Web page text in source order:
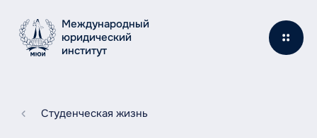
Международный
юридический
институт
Студенческая жизнь